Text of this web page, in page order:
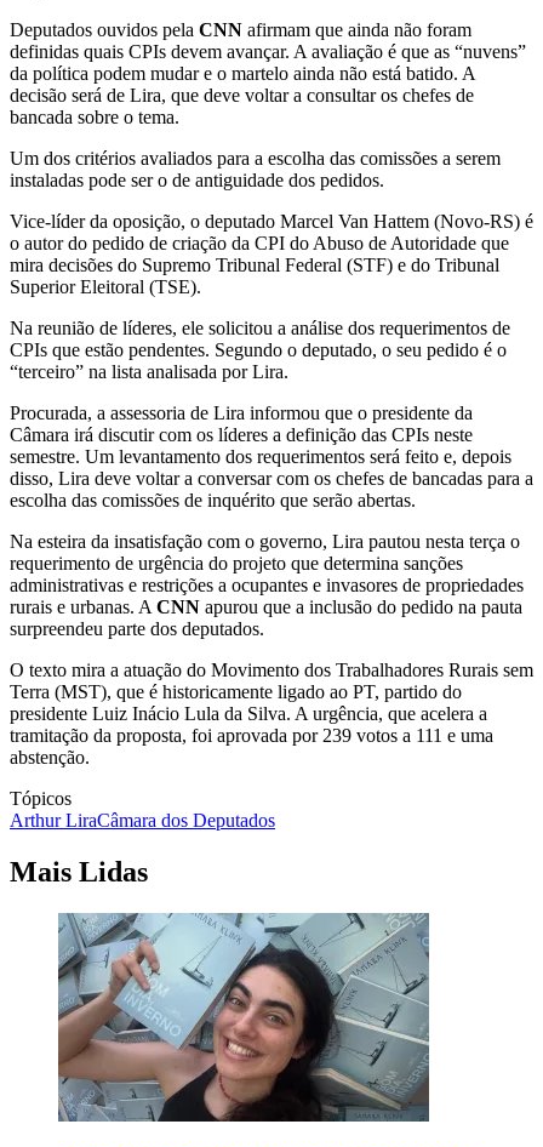
Deputados ouvidos pela CNN afirmam que ainda não foram
definidas quais CPIs devem avançar. A avaliação é que as “nuvens”
da política podem mudar e o martelo ainda não está batido. A
decisão será de Lira, que deve voltar a consultar os chefes de
bancada sobre o tema.
Um dos critérios avaliados para a escolha das comissões a serem
instaladas pode ser o de antiguidade dos pedidos.
Vice-líder da oposição, o deputado Marcel Van Hattem (Novo-RS) é
o autor do pedido de criação da CPI do Abuso de Autoridade que
mira decisões do Supremo Tribunal Federal (STF) e do Tribunal
Superior Eleitoral (TSE).
Na reunião de líderes, ele solicitou a análise dos requerimentos de
CPIs que estão pendentes. Segundo o deputado, o seu pedido é o
“terceiro” na lista analisada por Lira.
Procurada, a assessoria de Lira informou que o presidente da
Câmara irá discutir com os líderes a definição das CPIs neste
semestre. Um levantamento dos requerimentos será feito e, depois
disso, Lira deve voltar a conversar com os chefes de bancadas para a
escolha das comissões de inquérito que serão abertas.
Na esteira da insatisfação com o governo, Lira pautou nesta terça o
requerimento de urgência do projeto que determina sanções
administrativas e restrições a ocupantes e invasores de propriedades
rurais e urbanas. A CNN apurou que a inclusão do pedido na pauta
surpreendeu parte dos deputados.
O texto mira a atuação do Movimento dos Trabalhadores Rurais sem
Terra (MST), que é historicamente ligado ao PT, partido do
presidente Luiz Inácio Lula da Silva. A urgência, que acelera a
tramitação da proposta, foi aprovada por 239 votos a 111 e uma
abstenção.
Tópicos
Arthur LiraCâmara dos Deputados
Mais Lidas